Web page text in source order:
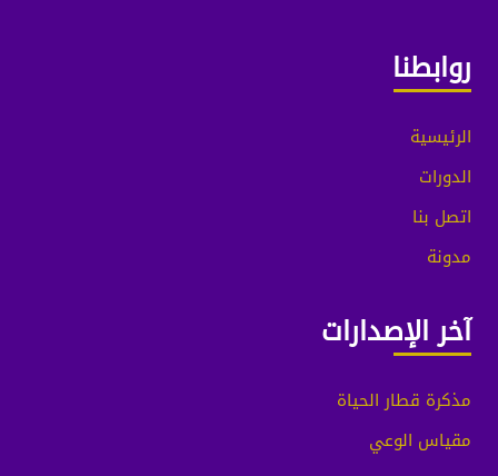
روابطنا
الرئيسية
الدورات
اتصل بنا
مدونة
آخر الإصدارات
مذكرة قطار الحياة
مقياس الوعي